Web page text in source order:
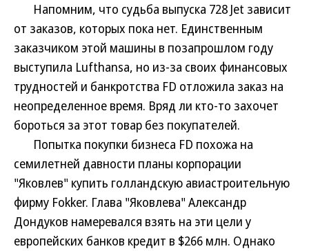
Напомним, что судьба выпуска 728 Jet зависит
от заказов, которых пока нет. Единственным
заказчиком этой машины в позапрошлом году
выступила Lufthansa, но из-за своих финансовых
трудностей и банкротства FD отложила заказ на
неопределенное время. Вряд ли кто-то захочет
бороться за этот товар без покупателей.
Попытка покупки бизнеса FD похожа на
семилетней давности планы корпорации
"Яковлев" купить голландскую авиастроительную
фирму Fokker. Глава "Яковлева" Александр
Дондуков намеревался взять на эти цели у
европейских банков кредит в $266 млн. Однако